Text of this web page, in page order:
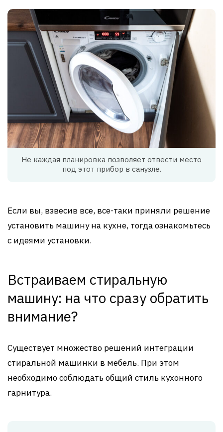
Не каждая планировка позволяет отвести место
под этот прибор в санузле.
Если вы, взвесив все, все-таки приняли решение
установить машину на кухне, тогда ознакомьтесь
с идеями установки.
Встраиваем стиральную
машину: на что сразу обратить
внимание?
Существует множество решений интеграции
стиральной машинки в мебель. При этом
необходимо соблюдать общий стиль кухонного
гарнитура.